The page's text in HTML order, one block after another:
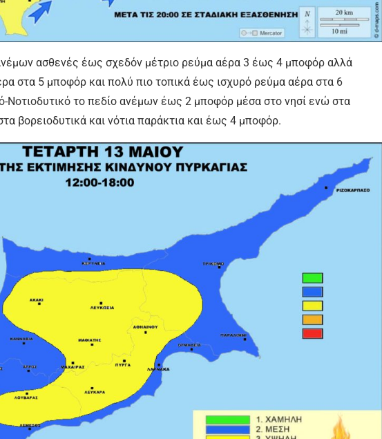
ασθενές έως σχεδόν μέτριο ρεύμα αέρα 3 έως 4 μποφόρ αλλά
στα 5 μποφόρ και πολύ πιο τοπικά έως ισχυρό ρεύμα αέρα στα 6
Νοτιοδυτικό το πεδίο ανέμων έως 2 μποφόρ μέσα στο νησί ενώ στα
βορειοδυτικά και νότια παράκτια και έως 4 μποφόρ.